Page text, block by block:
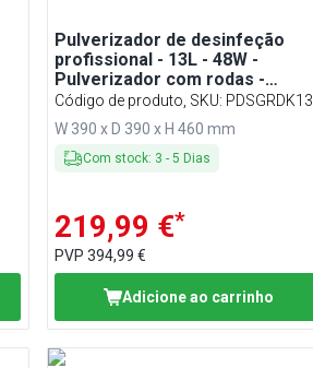
Pulverizador de desinfeção
profissional - 13L - 48W -
Pulverizador com rodas -
Alcance: 5m
Código de produto, SKU: PDSGRDK13
W 390 x D 390 x H 460 mm
Com stock: 3 -5 Dias
219,99 €*
PVP394,99 €
Adicione ao carrinho